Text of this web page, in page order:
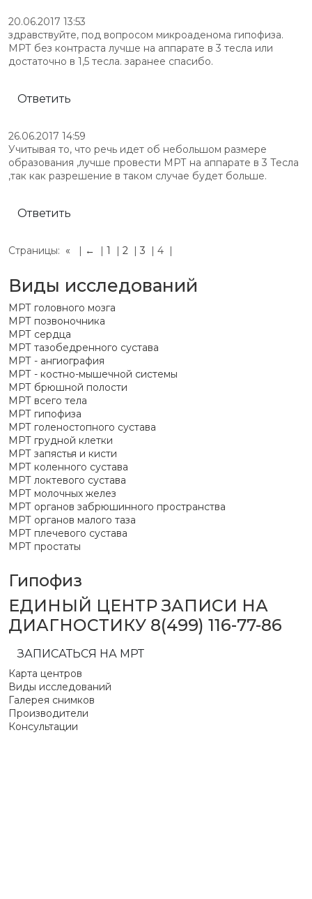
20.06.2017 13:53
здравствуйте, под вопросом микроаденома гипофиза.
МРТ без контраста лучше на аппарате в 3 тесла или
достаточно в 1,5 тесла. заранее спасибо.
Ответить
26.06.2017 14:59
Учитывая то, что речь идет об небольшом размере
образования ,лучше провести МРТ на аппарате в 3 Тесла
,так как разрешение в таком случае будет больше.
Ответить
Страницы: « | ← | 1 | 2 | 3 | 4 |
Виды исследований
МРТ головного мозга
МРТ позвоночника
МРТ сердца
МРТ тазобедренного сустава
МРТ - ангиография
МРТ - костно-мышечной системы
МРТ брюшной полости
МРТ всего тела
МРТ гипофиза
МРТ голеностопного сустава
МРТ грудной клетки
МРТ запястья и кисти
МРТ коленного сустава
МРТ локтевого сустава
МРТ молочных желез
МРТ органов забрюшинного пространства
МРТ органов малого таза
МРТ плечевого сустава
МРТ простаты
Гипофиз
ЕДИНЫЙ ЦЕНТР ЗАПИСИ НА
ДИАГНОСТИКУ 8(499) 116-77-86
ЗАПИСАТЬСЯ НА МРТ
Карта центров
Виды исследований
Галерея снимков
Производители
Консультации